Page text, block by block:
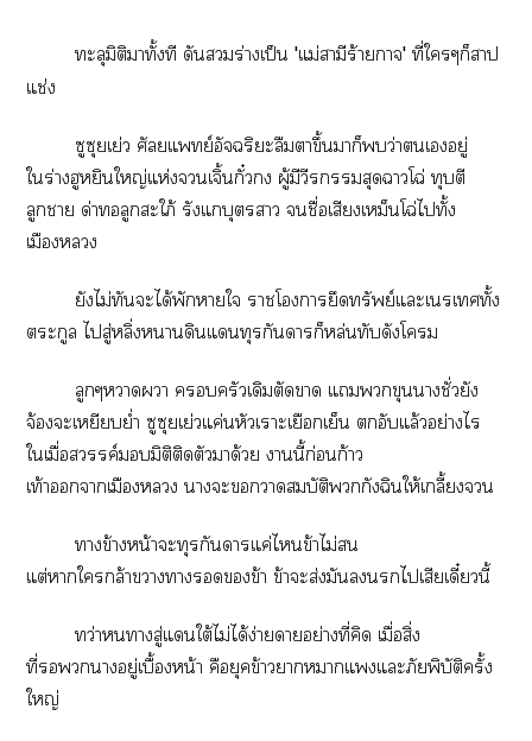
ทะลุมิติมาทั้งที ดันร่างเป็น 'แม่สามีร้ายกาจ'ที่ใๆก็สาป
แช่ง
ซูซุยเย่ว ศัลยแพทย์อัจฉริยะลืมาขึ้นมาก็ว่าเอยู่
ใร่างฮูหยินใหญ่แห่งเจิ้นกั๋ง ผู้มีวีรกรรมสุดฉาวโฉ่ ทุบตี
ลูกา ด่าทอลูกสะใภ้ รังแบุตรา ชื่อเสียงเหม็นโฉ่ไทั้ง
เมือง
ยังไม่ทันะได้พักาใ าโายึดทรัพย์แะเเทั้ง
ตระกูล ไสู่หลิ่งาดินแทุรกันดารก็หล่นทับดังโ
ลูกๆาา ครัวเดิมตัดา แขุนาชั่วยัง
จ้องะเหยียบย่ำ ซูซุยเย่วแค่นหัวเราะเยือกเย็น ตกอับแล้วอย่างไร
ใเมื่อสวรรค์มิติติดตัวมาด้วย านี้ก่อนก้าว
เท้าาเมือง าะาสมบัติกังฉินให้เกลี้ยง
าข้างหน้าะทุรกันดารแค่ไข้าไม่
แต่าใกล้าาาข้า ข้าะส่งมันไเสียเดี๋ยวนี้
ทว่าาสู่แใต้ไม่ได้ง่ายดายอย่างที่คิด เมื่อสิ่ง
ที่าอยู่เบื้องหน้า คือยุคข้าวาาแแะภัยพิบัติครั้ง
ใหญ่